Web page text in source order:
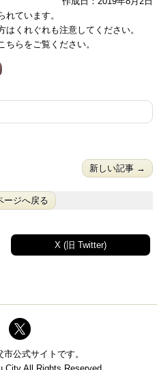
ています。
くれぐれも注意してください。
らをご覧ください。
新しい記事 →
ージへ戻る
X (旧 Twitter)
公式サイトです。